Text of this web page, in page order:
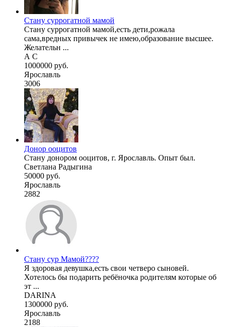
Стану суррогатной мамой
Стану суррогатной мамой,есть дети,рожала
сама,вредных привычек не имею,образование высшее.
Желательн ...
А С
1000000 руб.
Ярославль
3006
Донор ооцитов
Стану донором ооцитов, г. Ярославль. Опыт был.
Светлана Радыгина
50000 руб.
Ярославль
2882
Стану сур Мамой????
Я здоровая девушка,есть свои четверо сыновей.
Хотелось бы подарить ребёночка родителям которые об
эт ...
DARINA
1300000 руб.
Ярославль
2188